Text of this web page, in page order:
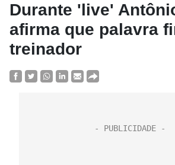
Durante 'live'
afirma que palavra
treinador